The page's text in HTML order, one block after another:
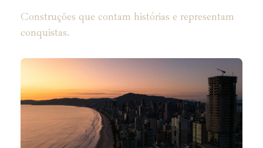
Construções que contam histórias e representam
conquistas.